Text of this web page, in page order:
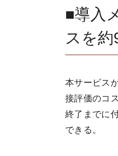
■導入
スを約
本サービス
接評価のコ
終了までに
できる。